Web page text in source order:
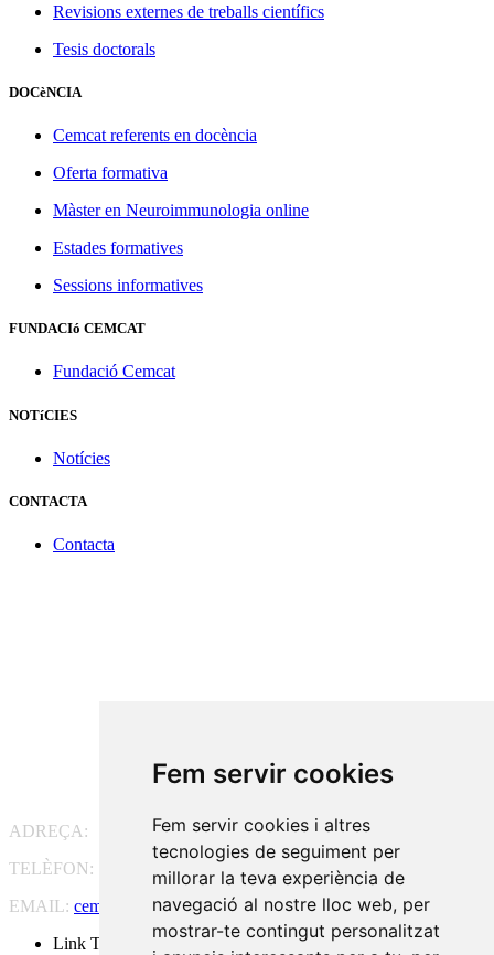
Fem servir cookies
Fem servir cookies i altres
tecnologies de seguiment per
millorar la teva experiència de
navegació al nostre lloc web, per
mostrar-te contingut personalitzat
Revisions externes de treballs científics
Tesis doctorals
DOCèNCIA
Cemcat referents en docència
Oferta formativa
Màster en Neuroimmunologia online
Estades formatives
Sessions informatives
FUNDACIó CEMCAT
Fundació Cemcat
NOTíCIES
Notícies
CONTACTA
Contacta
ADREÇA:
Pg. Vall d'Hebron, 119-129, 08035 Barcelona
TELÈFON:
93 175 15 55
EMAIL: cem-cat@cem-cat.org
Link Twitter